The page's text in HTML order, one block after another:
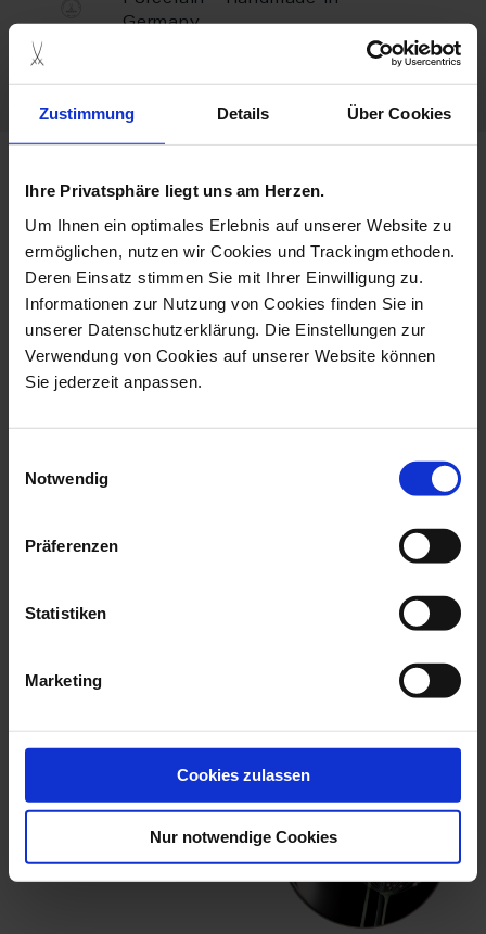
Zustimmung Details Über Cookies
Ihre Privatsphäre liegt uns am Herzen.
Um Ihnen ein optimales Erlebnis auf unserer Website zu
ermöglichen, nutzen wir Cookies und Trackingmethoden.
Deren Einsatz stimmen Sie mit Ihrer Einwilligung zu.
Informationen zur Nutzung von Cookies finden Sie in
unserer Datenschutzerklärung. Die Einstellungen zur
Verwendung von Cookies auf unserer Website können
Sie jederzeit anpassen.
Notwendig
Präferenzen
Statistiken
Marketing
Cookies zulassen
Nur notwendige Cookies
Germany
masterworks collection
Available
Bird Toucan, H 32 Cm
we think you’ll like these